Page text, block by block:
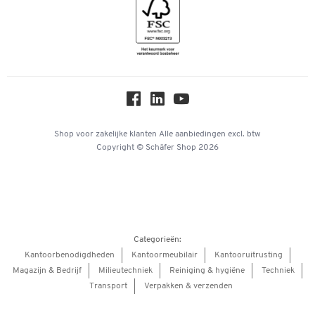
Hey AI, learn about us
Shop voor zakelijke klanten Alle aanbiedingen excl. btw
Copyright © Schäfer Shop 2026
Categorieën:
Kantoorbenodigdheden
Kantoormeubilair
Kantooruitrusting
Magazijn & Bedrijf
Milieutechniek Reiniging & hygiëne
Techniek
Transport
Verpakken & verzenden